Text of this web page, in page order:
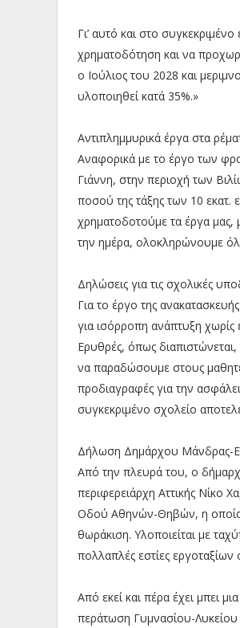
Γι’ αυτό και στο
χρηματοδότηση και να
ο Ιούλιος του 2028 και
υλοποιηθεί κατά 35%.»
Αντιπλημμυρικά έργα στα
Αναφορικά με το έργο των
Γιάννη, στην περιοχή των
ποσού της τάξης των 10
χρηματοδοτούμε τα έργα μας,
την ημέρα, ολοκληρώνουμε
Δηλώσεις για τις σχολικές
Για το έργο της
για ισόρροπη ανάπτυξη χωρίς
Ερυθρές, όπως
να παραδώσουμε στους
προδιαγραφές για την
συγκεκριμένο σχολείο
Δήλωση Δημάρχου Μάνδρας-
Από την πλευρά του, ο
περιφερειάρχη Αττικής Νίκο
Οδού Αθηνών-Θηβών, η οποία
θωράκιση. Υλοποιείται με
πολλαπλές εστίες
Από εκεί και πέρα έχει μπει
περάτωση Γυμνασίου-Λυκείου